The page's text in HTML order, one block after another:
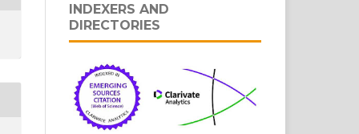
INDEXERS AND
DIRECTORIES